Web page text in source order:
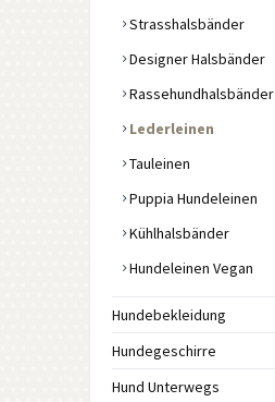
Strasshalsbänder
Designer Halsbänder
Rassehundhalsbänder
Lederleinen
Tauleinen
Puppia Hundeleinen
Kühlhalsbänder
Hundeleinen Vegan
Hundebekleidung
Hundegeschirre
Hund Unterwegs